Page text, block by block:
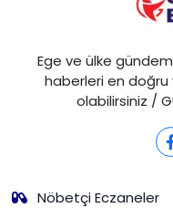
Ege ve ülke
haberleri en
olabilirsiniz /
Nöbetçi Eczaneler